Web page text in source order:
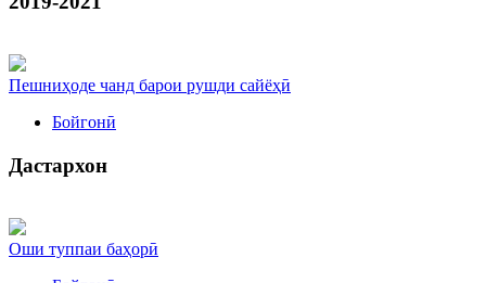
Пешниҳоде чанд барои рушди сайёҳӣ
Бойгонӣ
Дастархон
Оши туппаи баҳорӣ